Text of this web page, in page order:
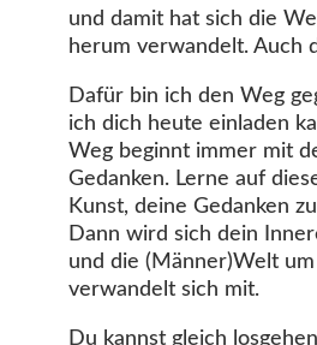
und damit hat sich die
herum verwandelt. Auch
Dafür bin ich den Weg
ich dich heute einladen
Weg beginnt immer mit
Gedanken. Lerne auf
Kunst, deine Gedanken
Dann wird sich dein
und die (Männer)Welt
verwandelt sich mit.
Du kannst gleich